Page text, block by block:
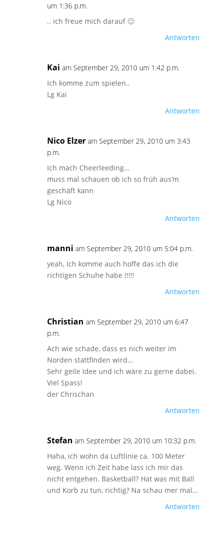
um 1:36 p.m.
.. ich freue mich darauf 🙂
Antworten
Kai am September 29, 2010 um 1:42 p.m.
Ich komme zum spielen..
Lg Kai
Antworten
Nico Elzer am September 29, 2010 um 3:43
p.m.
Ich mach Cheerleeding…
muss mal schauen ob ich so früh aus’m
geschäft kann
Lg Nico
Antworten
manni am September 29, 2010 um 5:04 p.m.
yeah, Ich komme auch hoffe das ich die
richtigen Schuhe habe !!!!!
Antworten
Christian am September 29, 2010 um 6:47
p.m.
Ach wie schade, dass es nich weiter im
Norden stattfinden wird…
Sehr geile Idee und ich wäre zu gerne dabei.
Viel Spass!
der Chrischan
Antworten
Stefan am September 29, 2010 um 10:32 p.m.
Haha, ich wohn da Luftlinie ca. 100 Meter
weg. Wenn ich Zeit habe lass ich mir das
nicht entgehen. Basketball? Hat was mit Ball
und Korb zu tun, richtig? Na schau mer mal…
Antworten